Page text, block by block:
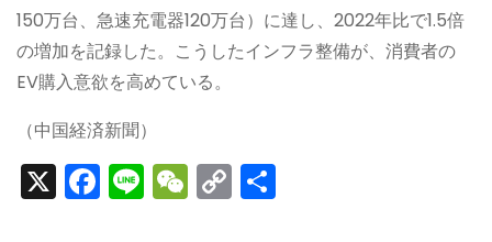
150万台、急速充電器120万台）に達し、2022年比で1.5倍
の増加を記録した。こうしたインフラ整備が、消費者の
EV購入意欲を高めている。
（中国経済新聞）
X F
a
Li
n
W
e
C
o